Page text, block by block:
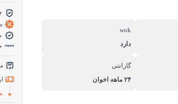
wok
دارد
گارانتی
۲۴ ماهه اخوان
۲۴